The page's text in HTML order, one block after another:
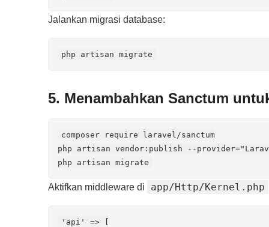
Jalankan migrasi database:
php artisan migrate
5. Menambahkan Sanctum
composer require laravel/sanctum
php artisan vendor:publish --
php artisan migrate
Aktifkan middleware di app/Http/Kernel.php
'api' => [